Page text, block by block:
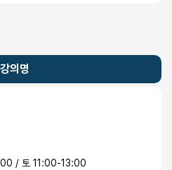
강의명
/ 토 11:00-13:00